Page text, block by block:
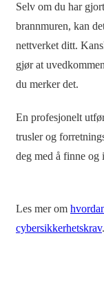
Selv om du har
brannmuren, kan
nettverket ditt.
gjør at
du merker det.
En profesjonelt
trusler og
deg med å finne og
Les mer om
cybersikkerhetskrav.